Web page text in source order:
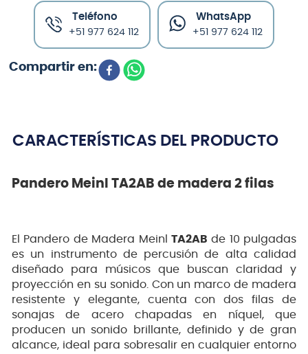
Teléfono
+51 977 624 112
WhatsApp
+51 977 624 112
CARACTERÍSTICAS DEL PRODUCTO
Pandero Meinl TA2AB de madera 2 filas
El Pandero de Madera Meinl TA2AB de 10 pulgadas
es un instrumento de percusión de alta calidad
diseñado para músicos que buscan claridad y
proyección en su sonido. Con un marco de madera
resistente y elegante, cuenta con dos filas de
sonajas de acero chapadas en níquel, que
producen un sonido brillante, definido y de gran
alcance, ideal para sobresalir en cualquier entorno